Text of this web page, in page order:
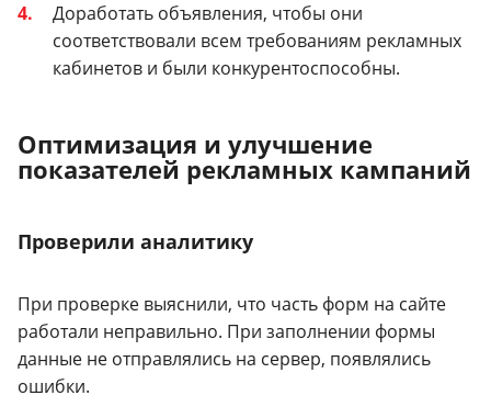
Доработать объявления, чтобы они
соответствовали всем требованиям рекламных
кабинетов и были конкурентоспособны.
Оптимизация и улучшение
показателей рекламных кампаний
Проверили аналитику
При проверке выяснили, что часть форм на сайте
работали неправильно. При заполнении формы
данные не отправлялись на сервер, появлялись
ошибки.